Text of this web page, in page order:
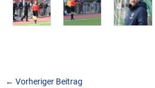
← Vorheriger Beitrag